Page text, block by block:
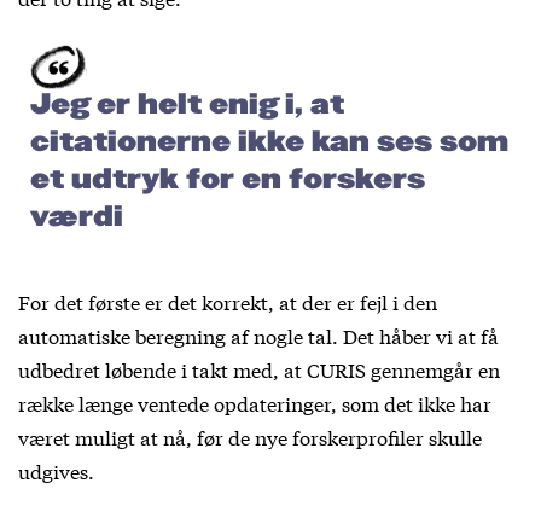
Jeg er helt enig i, at
citationerne ikke kan ses som
et udtryk for en forskers
værdi
For det første er det korrekt, at der er fejl i den
automatiske beregning af nogle tal. Det håber vi at få
udbedret løbende i takt med, at CURIS gennemgår en
række længe ventede opdateringer, som det ikke har
været muligt at nå, før de nye forskerprofiler skulle
udgives.